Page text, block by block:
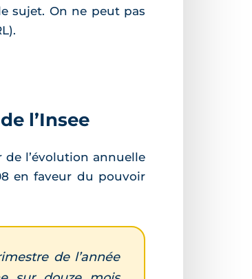
sujet. On ne peut pas
l’Insee
l’évolution annuelle
en faveur du pouvoir
de l’année